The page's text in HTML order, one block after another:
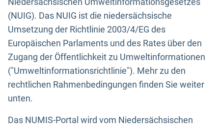
(NUIG). Das NUIG ist die niedersächsische
Umsetzung der Richtlinie 2003/4/EG des
Europäischen Parlaments und des Rates über den
Zugang der Öffentlichkeit zu Umweltinformationen
("Umweltinformationsrichtlinie"). Mehr zu den
rechtlichen Rahmenbedingungen finden Sie weiter
unten.
Das NUMIS-Portal wird vom Niedersächsischen